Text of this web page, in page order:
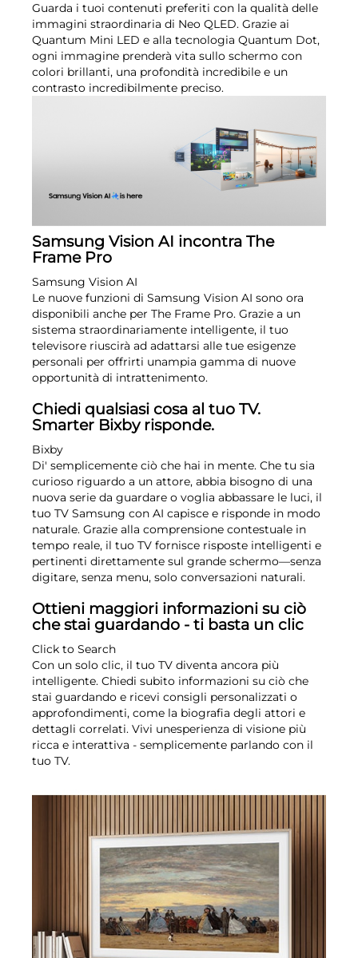
Guarda i tuoi contenuti preferiti con la qualità delle
immagini straordinaria di Neo QLED. Grazie ai
Quantum Mini LED e alla tecnologia Quantum Dot,
ogni immagine prenderà vita sullo schermo con
colori brillanti, una profondità incredibile e un
contrasto incredibilmente preciso.
Samsung Vision AI incontra The
Frame Pro
Samsung Vision AI
Le nuove funzioni di Samsung Vision AI sono ora
disponibili anche per The Frame Pro. Grazie a un
sistema straordinariamente intelligente, il tuo
televisore riuscirà ad adattarsi alle tue esigenze
personali per offrirti unampia gamma di nuove
opportunità di intrattenimento.
Chiedi qualsiasi cosa al tuo TV.
Smarter Bixby risponde.
Bixby
Di' semplicemente ciò che hai in mente. Che tu sia
curioso riguardo a un attore, abbia bisogno di una
nuova serie da guardare o voglia abbassare le luci, il
tuo TV Samsung con AI capisce e risponde in modo
naturale. Grazie alla comprensione contestuale in
tempo reale, il tuo TV fornisce risposte intelligenti e
pertinenti direttamente sul grande schermo—senza
digitare, senza menu, solo conversazioni naturali.
Ottieni maggiori informazioni su ciò
che stai guardando - ti basta un clic
Click to Search
Con un solo clic, il tuo TV diventa ancora più
intelligente. Chiedi subito informazioni su ciò che
stai guardando e ricevi consigli personalizzati o
approfondimenti, come la biografia degli attori e
dettagli correlati. Vivi unesperienza di visione più
ricca e interattiva - semplicemente parlando con il
tuo TV.